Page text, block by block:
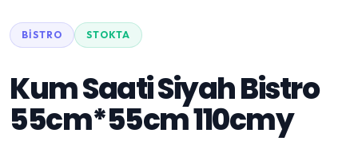
BISTRO STOKTA
Kum Saati Siyah Bistro
55cm*55cm 110cmy